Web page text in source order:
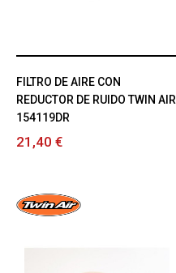
FILTRO DE AIRE CON
REDUCTOR DE RUIDO TWIN AIR
154119DR
21,40 €